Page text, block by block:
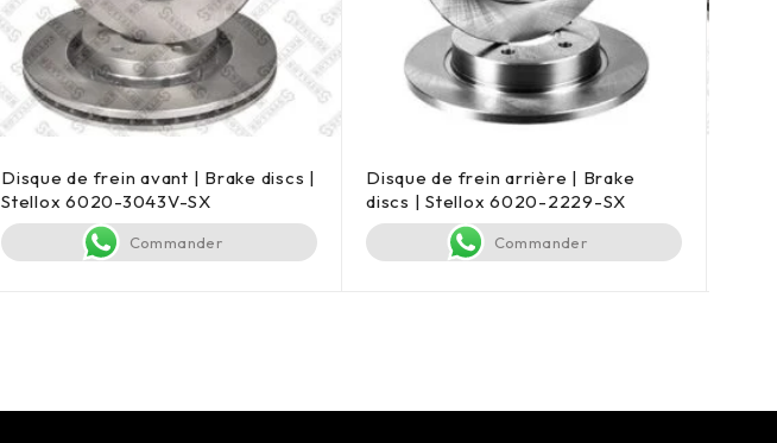
Disque de frein avant | Brake discs |
Stellox 6020-3043V-SX
Commander
Disque de frein arrière | Brake
discs | Stellox 6020-2229-SX
Commander